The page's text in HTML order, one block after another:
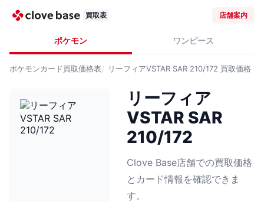
買取表 店舗案内
ポケモン ワンピース
ポケモンカード買取価格表 リーフィアVSTAR SAR 210/172 買取価格
リーフィア
VSTAR SAR
210/172
Clove Base店舗での買取価格
とカード情報を確認できま
す。